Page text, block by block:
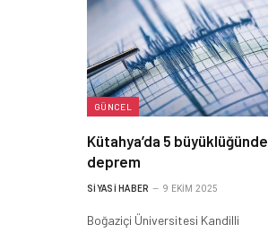
GÜNCEL
Kütahya’da 5 büyüklüğünde
deprem
SIYASI HABER 9 EKIM 2025
Boğaziçi Üniversitesi Kandilli